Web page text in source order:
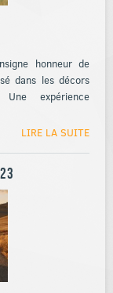
honneur de
dans les décors
expérience
LIRE LA SUITE